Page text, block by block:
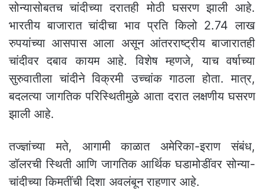
सोन्यासोबतच चांदीच्या दरातही मोठी घसरण झाली आहे.
भारतीय बाजारात चांदीचा भाव प्रति किलो 2.74 लाख
रुपयांच्या आसपास आला असून आंतरराष्ट्रीय बाजारातही
चांदीवर दबाव कायम आहे. विशेष म्हणजे, याच वर्षाच्या
सुरुवातीला चांदीने विक्रमी उच्चांक गाठला होता. मात्र,
बदलत्या जागतिक परिस्थितीमुळे आता दरात लक्षणीय घसरण
झाली आहे.
तज्ज्ञांच्या मते, आगामी काळात अमेरिका-इराण संबंध,
डॉलरची स्थिती आणि जागतिक आर्थिक घडामोडींवर सोन्या-
चांदीच्या किमतींची दिशा अवलंबून राहणार आहे.